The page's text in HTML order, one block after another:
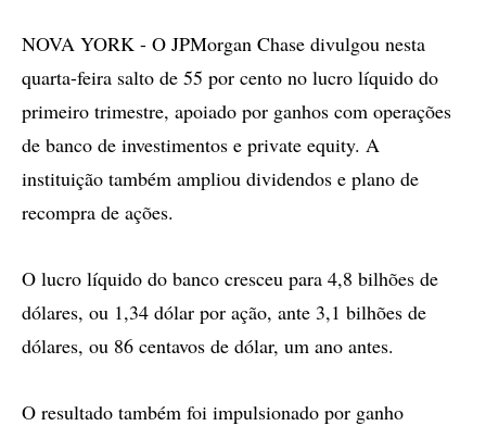
NOVA YORK - O JPMorgan Chase divulgou nesta
quarta-feira salto de 55 por cento no lucro líquido do
primeiro trimestre, apoiado por ganhos com operações
de banco de investimentos e private equity. A
instituição também ampliou dividendos e plano de
recompra de ações.
O lucro líquido do banco cresceu para 4,8 bilhões de
dólares, ou 1,34 dólar por ação, ante 3,1 bilhões de
dólares, ou 86 centavos de dólar, um ano antes.
O resultado também foi impulsionado por ganho